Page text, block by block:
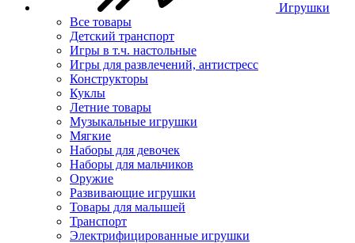
Игрушки
Все товары
Детский транспорт
Игры в т.ч. настольные
Игры для развлечений, антистресс
Конструкторы
Куклы
Летние товары
Музыкальные игрушки
Мягкие
Наборы для девочек
Наборы для мальчиков
Оружие
Развивающие игрушки
Товары для малышей
Транспорт
Электрифицированные игрушки